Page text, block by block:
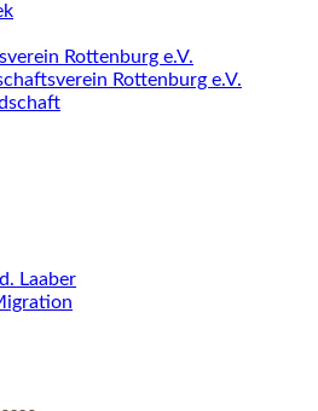
Rottenburg e.V.
Rottenburg e.V.
Laaber